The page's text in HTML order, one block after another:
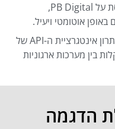
מערכת ההנגשה NAGIX, המבוססת על PB Digital,
אוטומטי ויעיל.
PB Digital משלבת כ-OEM את פתרון אינטגרציית ה-API של
הדגמה